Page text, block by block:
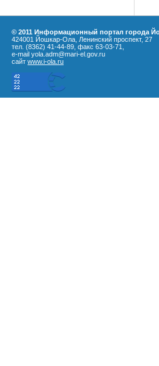
© 2011 Информационный портал города
424001 Йошкар-Ола, Ленинский проспект, 27
тел. (8362) 41-44-89, факс 63-03-71,
e-mail yola.adm@mari-el.gov.ru
сайт www.i-ola.ru